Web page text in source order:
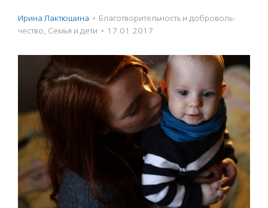
Ирина Лактюшина · Благотвори­тель­ность и доброволь­
чест­во, Семья и дети · 17.01.2017